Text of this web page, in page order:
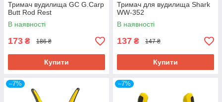
Тримач вудилища GC G.Carp
Butt Rod Rest
В наявності
173 ₴ 186 ₴
Купити
Тримач для вудилища Shark
WW-352
В наявності
137 ₴ 147 ₴
Купити
–7% –7%